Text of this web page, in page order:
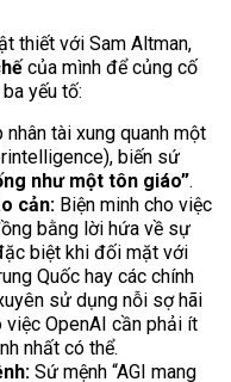
thiết với Sam Altman,
của mình để củng cố
yếu tố:
nhân tài xung quanh một
biến sứ
như một tôn giáo”.
cản: Biện minh cho việc
bằng lời hứa về sự
biệt khi đối mặt với
Quốc hay các chính
sử dụng nỗi sợ hãi
việc OpenAI cần phải ít
nhất có thể.
Sứ mệnh “AGI mang